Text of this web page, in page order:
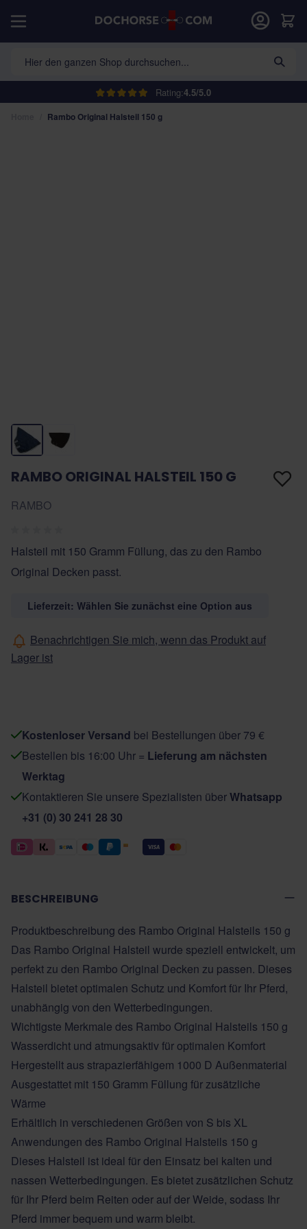
Rating:4.5/5.0
Hier den ganzen Shop durchsuchen...
Rambo Original Halsteil 150 g
RAMBO ORIGINAL HALSTEIL 150 G
RAMBO
Halsteil mit 150 Gramm Füllung, das zu den Rambo
Original Decken passt.
Lieferzeit: Wählen Sie zunächst eine Option aus
Benachrichtigen Sie mich, wenn das Produkt auf
Lager ist
Kostenloser Versand bei Bestellungen über 79 €
Bestellen bis 16:00 Uhr = Lieferung am nächsten
Werktag
Kontaktieren Sie unsere Spezialisten überWhatsapp
+31 (0) 30 241 28 30
BESCHREIBUNG
Produktbeschreibung des Rambo Original Halsteils 150 g
Das Rambo Original Halsteil wurde speziell entwickelt, um
perfekt zu den Rambo Original Decken zu passen. Dieses
Halsteil bietet optimalen Schutz und Komfort für Ihr Pferd,
unabhängig von den Wetterbedingungen.
Wichtigste Merkmale des Rambo Original Halsteils 150 g
Wasserdicht und atmungsaktiv für optimalen Komfort
Hergestellt aus strapazierfähigem 1000 D Außenmaterial
Ausgestattet mit 150 Gramm Füllung für zusätzliche
Wärme
Erhältlich in verschiedenen Größen von S bis XL
Anwendungen des Rambo Original Halsteils 150 g
Dieses Halsteil ist ideal für den Einsatz bei kalten und
nassen Wetterbedingungen. Es bietet zusätzlichen Schutz
für Ihr Pferd beim Reiten oder auf der Weide, sodass Ihr
Pferd immer bequem und warm bleibt.